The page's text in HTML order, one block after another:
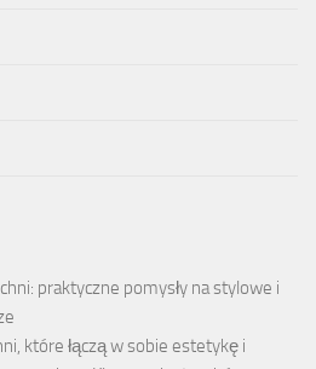
praktyczne pomysły na stylowe i
które łączą w sobie estetykę i